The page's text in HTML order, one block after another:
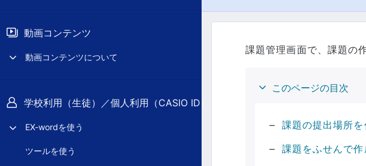
動画コンテンツ
動画コンテンツについて
学校利用（生徒）／個人利用（CASIO ID）
EX-wordを使う
ツールを使う
課題管理画面で、課題の
このページの目次
課題の提出場所を
課題をふせんで作